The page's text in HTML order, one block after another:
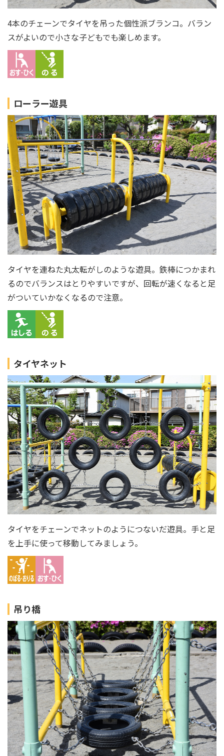
4本のチェーンでタイヤを吊った個性派ブランコ。バラン
スがよいので小さな子どもでも楽しめます。
ローラー遊具
タイヤを連ねた丸太転がしのような遊具。鉄棒につかまれ
るのでバランスはとりやすいですが、回転が速くなると足
がついていかなくなるので注意。
タイヤネット
タイヤをチェーンでネットのようにつないだ遊具。手と足
を上手に使って移動してみましょう。
吊り橋